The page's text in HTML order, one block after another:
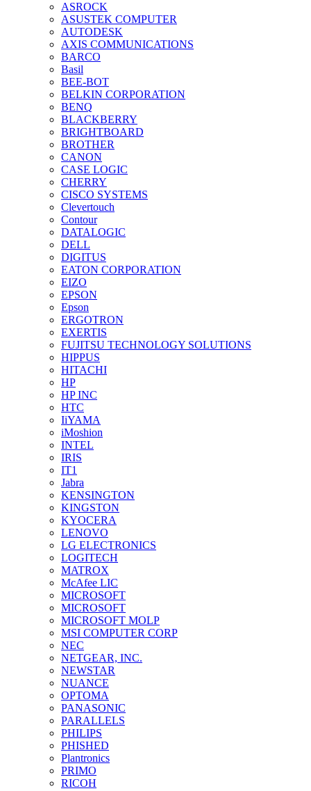
ASROCK
ASUSTEK COMPUTER
AUTODESK
AXIS COMMUNICATIONS
BARCO
Basil
BEE-BOT
BELKIN CORPORATION
BENQ
BLACKBERRY
BRIGHTBOARD
BROTHER
CANON
CASE LOGIC
CHERRY
CISCO SYSTEMS
Clevertouch
Contour
DATALOGIC
DELL
DIGITUS
EATON CORPORATION
EIZO
EPSON
Epson
ERGOTRON
EXERTIS
FUJITSU TECHNOLOGY SOLUTIONS
HIPPUS
HITACHI
HP
HP INC
HTC
IiYAMA
iMoshion
INTEL
IRIS
IT1
Jabra
KENSINGTON
KINGSTON
KYOCERA
LENOVO
LG ELECTRONICS
LOGITECH
MATROX
McAfee LIC
MICROSOFT
MICROSOFT
MICROSOFT MOLP
MSI COMPUTER CORP
NEC
NETGEAR, INC.
NEWSTAR
NUANCE
OPTOMA
PANASONIC
PARALLELS
PHILIPS
PHISHED
Plantronics
PRIMO
RICOH